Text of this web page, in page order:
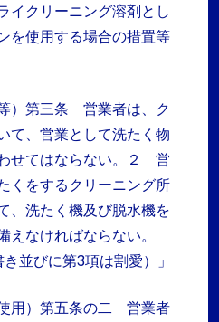
イクリーニング溶剤とし
を使用する場合の措置等
）第三条 営業者は、ク
て、営業として洗たく物
せてはならない。２ 営
くをするクリーニング所
、洗たく機及び脱水機を
なければならない。
並びに第3項は割愛）」
用）第五条の二 営業者